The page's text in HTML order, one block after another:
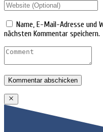
Name, E-Mail-Adresse und
nächsten Kommentar speichern.